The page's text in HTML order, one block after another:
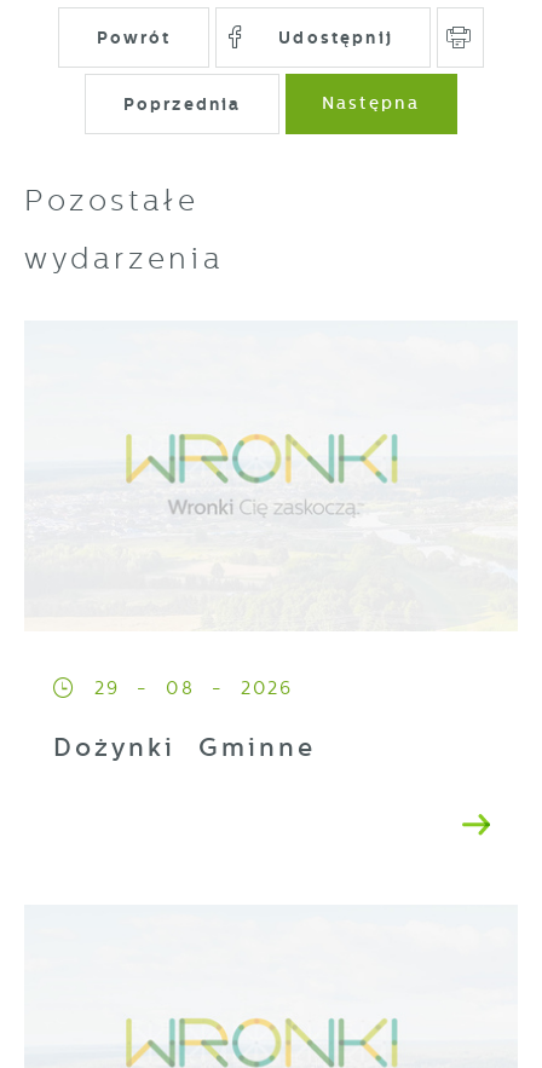
Powrót Udostępnij
Poprzednia Następna
Pozostałe
wydarzenia
29 - 08 - 2026
Dożynki Gminne